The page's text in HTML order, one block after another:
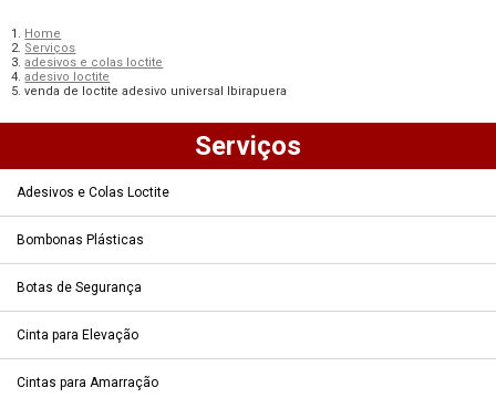
Home
Serviços
adesivos e colas loctite
adesivo loctite
venda de loctite adesivo universal Ibirapuera
Serviços
Adesivos e Colas Loctite
Bombonas Plásticas
Botas de Segurança
Cinta para Elevação
Cintas para Amarração